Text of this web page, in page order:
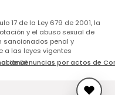
17 de la Ley 679 de 2001, la
y el abuso sexual de
sancionados penal y
a las leyes vigentes
de Denuncias por actos de